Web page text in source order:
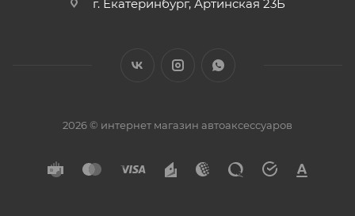
г. Екатеринбург, Артинская 23Б
2026 © интернет магазин автоаксессуаров